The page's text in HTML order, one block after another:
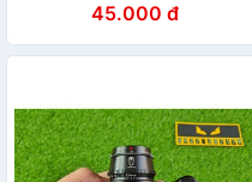
45.000 đ